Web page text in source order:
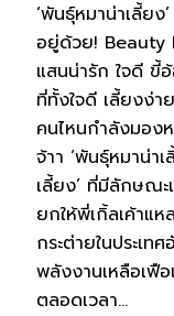
‘พันธุ์หมาน่าเลี้ยง
อยู่ด้วย! Beauty
แสนน่ารัก ใจดี ขี้
ที่ทั้งใจดี เลี้ยงง่
คนไหนกำลังมอง
จ้าา ‘พันธุ์หมาน่า
เลี้ยง’ ที่มีลักษณะ
ยกให้พี่เกิ้ลเค้าแ
กระต่ายในประเ
พลังงานเหลือเฟื
ตลอดเวลา…